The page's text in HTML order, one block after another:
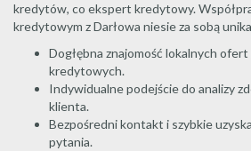
kredytów, co ekspert kredytowy.
kredytowym z Darłowa niesie za sobą
Dogłębna znajomość lokalnych
kredytowych.
Indywidualne podejście do analizy
klienta.
Bezpośredni kontakt i szybkie
pytania.